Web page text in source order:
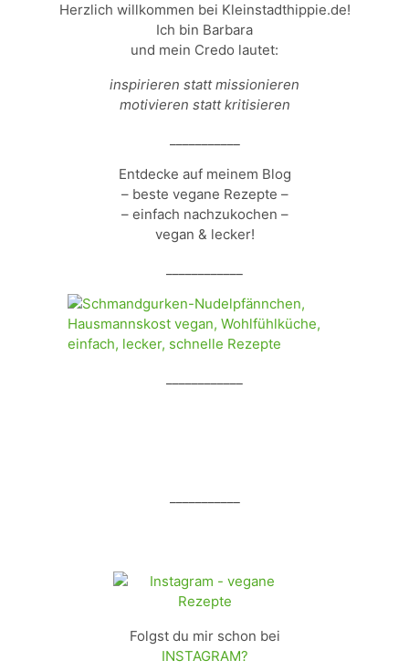
Herzlich willkommen bei Kleinstadthippie.de!
Ich bin Barbara
und mein Credo lautet:
inspirieren statt missionieren
motivieren statt kritisieren
Entdecke auf meinem Blog
– beste vegane Rezepte –
– einfach nachzukochen –
vegan & lecker!
Folgst du mir schon bei
INSTAGRAM?